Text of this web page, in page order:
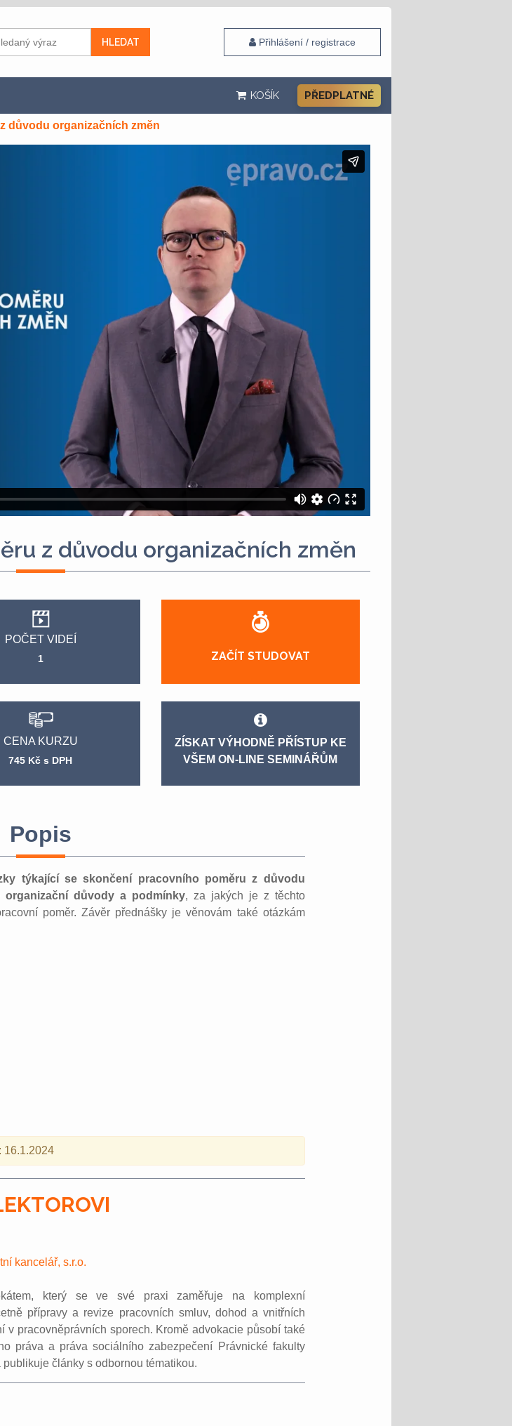
Přihlášení / registrace
KOŠÍK PŘEDPLATNÉ
důvodu organizačních změn
z důvodu organizačních změn
POČET VIDEÍ
1 ZAČÍT STUDOVAT
CENA KURZU
745 Kč s DPH
ZÍSKAT VÝHODNĚ PŘÍSTUP KE
VŠEM ON-LINE SEMINÁŘŮM
Popis
týkající se skončení pracovního poměru z důvodu
organizační důvody a podmínky, za jakých je z těchto
poměr. Závěr přednášky je věnovám také otázkám
16.1.2024
kancelář, s.r.o.
který se ve své praxi zaměřuje na komplexní
přípravy a revize pracovních smluv, dohod a vnitřních
v pracovněprávních sporech. Kromě advokacie působí také
práva a práva sociálního zabezpečení Právnické fakulty
články s odbornou tématikou.